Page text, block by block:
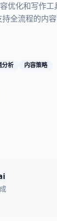
优化和写作
全流程的内
分析 内容策略